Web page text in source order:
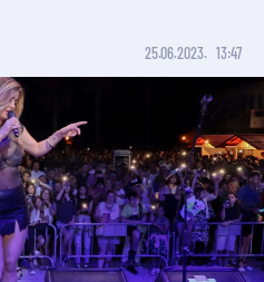
25.06.2023. 13:47